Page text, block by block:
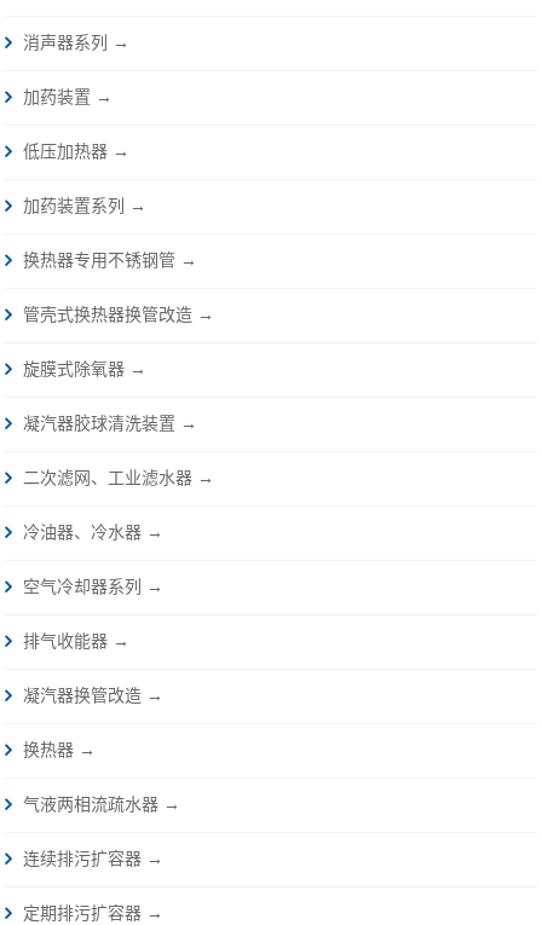
消声器系列 →
加药装置 →
低压加热器 →
加药装置系列 →
换热器专用不锈钢管 →
管壳式换热器换管改造 →
旋膜式除氧器 →
凝汽器胶球清洗装置 →
二次滤网、工业滤水器 →
冷油器、冷水器 →
空气冷却器系列 →
排气收能器 →
凝汽器换管改造 →
换热器 →
气液两相流疏水器 →
连续排污扩容器 →
定期排污扩容器 →